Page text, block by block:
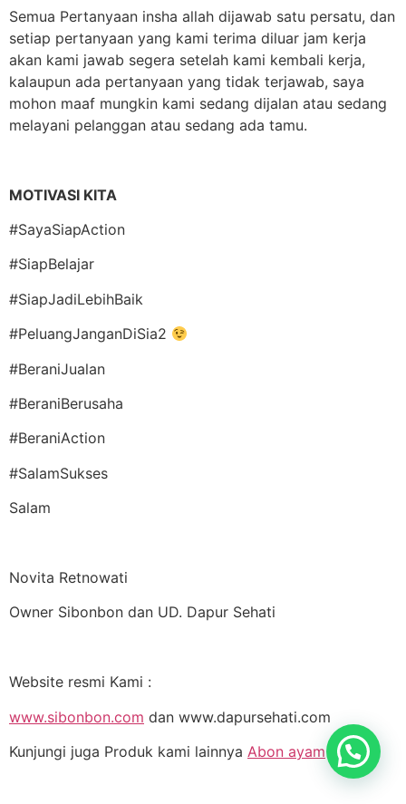
Semua Pertanyaan insha allah dijawab satu persatu, dan
setiap pertanyaan yang kami terima diluar jam kerja
akan kami jawab segera setelah kami kembali kerja,
kalaupun ada pertanyaan yang tidak terjawab, saya
mohon maaf mungkin kami sedang dijalan atau sedang
melayani pelanggan atau sedang ada tamu.
MOTIVASI KITA
#SayaSiapAction
#SiapBelajar
#SiapJadiLebihBaik
#PeluangJanganDiSia2
#BeraniJualan
#BeraniBerusaha
#BeraniAction
#SalamSukses
Salam
Novita Retnowati
Owner Sibonbon dan UD. Dapur Sehati
Website resmi Kami :
www.sibonbon.com dan www.dapursehati.com
Kunjungi juga Produk kami lainnya Abon ayam